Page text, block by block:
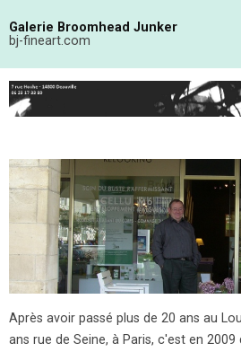
auGalerie Broomhead Junker
bj-fineart.com
Après avoir passé plus de 20 ans au
ans rue de Seine, à Paris, c'est en 2009